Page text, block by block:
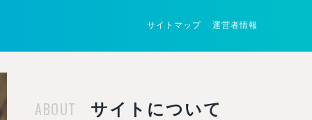
サイトマップ 運営者情報
ABOUT サイトについて